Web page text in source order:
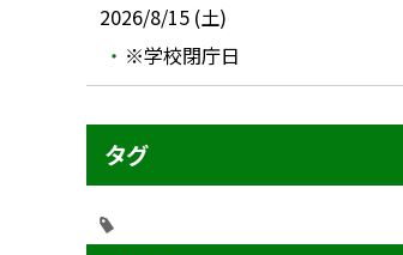
2026/8/15 (土)
※学校閉庁日
タグ